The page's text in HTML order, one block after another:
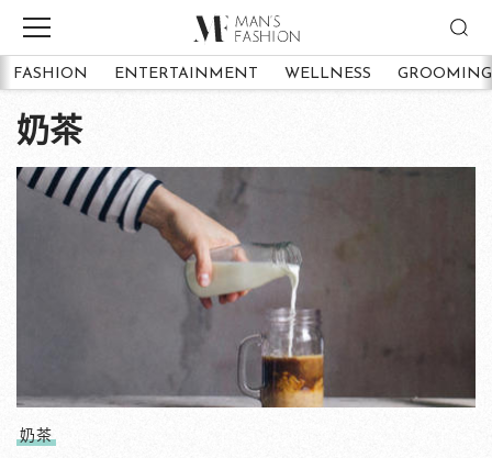
FASHION ENTERTAINMENT WELLNESS GROOMING
奶茶
奶茶